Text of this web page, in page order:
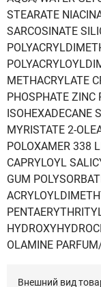
STEARATE
SARCOSINATE
METHACRYLATE
PHOSPHATE ZINC
ISOHEXADECANE
MYRISTATE 2-
POLOXAMER 338
CAPRYLOYL
GUM
OLAMINE
Внешний вид